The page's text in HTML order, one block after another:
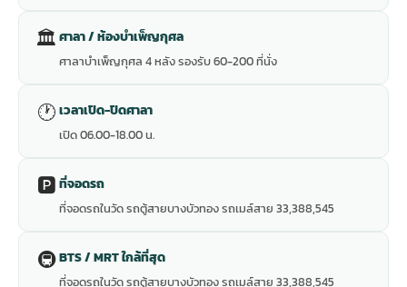
🏛 ศาลา / ห้องบำเพ็ญกุศล
ศาลาบำเพ็ญกุศล 4 หลัง รองรับ 60-200 ที่นั่ง
🕐 เวลาเปิด-ปิดศาลา
เปิด 06.00-18.00 น.
🅿️ ที่จอดรถ
ที่จอดรถในวัด รถตู้สายบางบัวทอง รถเมล์สาย 33,388,545
🚇BTS / MRT ใกล้ที่สุด
ที่จอดรถในวัด รถตู้สายบางบัวทอง รถเมล์สาย 33,388,545